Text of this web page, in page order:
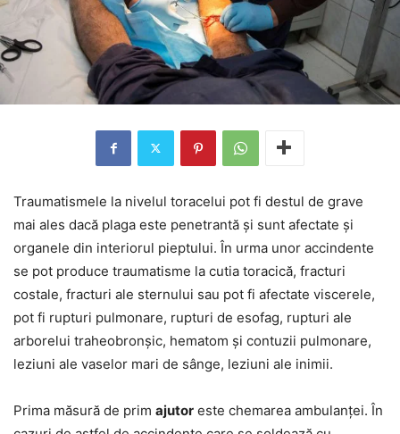
Traumatismele la nivelul toracelui pot fi destul de grave
mai ales dacă plaga este penetrantă și sunt afectate și
organele din interiorul pieptului. În urma unor accindente
se pot produce traumatisme la cutia toracică, fracturi
costale, fracturi ale sternului sau pot fi afectate viscerele,
pot fi rupturi pulmonare, rupturi de esofag, rupturi ale
arborelui traheobronșic, hematom și contuzii pulmonare,
leziuni ale vaselor mari de sânge, leziuni ale inimii.
Prima măsură de prim ajutor este chemarea ambulanței. În